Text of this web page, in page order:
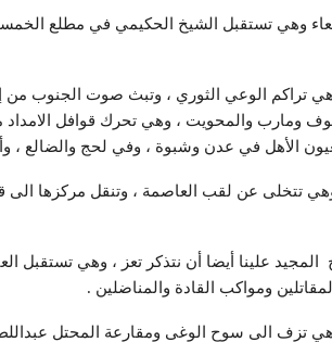
وهي تستقبل الشيخ الحكيمي في مطلع
تراكم الوعي الثوري ، وتبث صوت الجنوب من
ومارب والمحويت ، وهي تحرك قوافل الامداد
الأهل في عدن وشبوة ، وفي لحج والضالع ،
وهي تتخلى عن لقب العاصمة ، وتنقل مركزها
المجيد علينا أيضا أن نتذكر تعز ، وهي تستقبل
ومواكب القادة والمناضلين .
تزف الى سوح الوغى ومقارعة المحتل